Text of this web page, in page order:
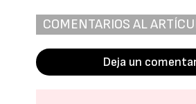
COMENTARIOS AL
Deja un